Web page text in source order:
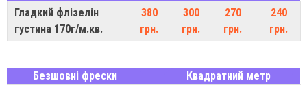
Гладкий флізелін
густина 170г/м.кв.
380
грн.
300
грн.
270
грн.
240
грн.
Безшовні фрески
Квадратний метр